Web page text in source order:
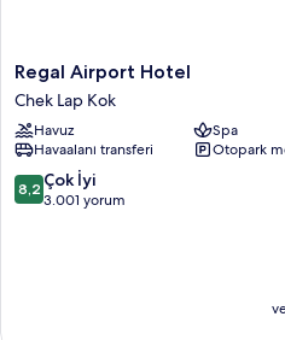
Regal
Airport
Hotel
Chek
Lap
Kok
Regal Airport Hotel
Chek Lap Kok
Havuz
Spa
Havaalanı transferi
Otopark
10
üzerinden
8,2 Çok İyi
3.001 yorum